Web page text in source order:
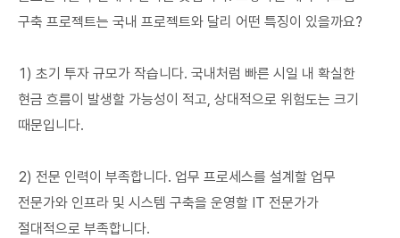
구축 프로젝트는 국내 프로젝트와 달리 어떤 특징이 있을까요?
1) 초기 투자 규모가 작습니다. 국내처럼 빠른 시일 내 확실한
현금 흐름이 발생할 가능성이 적고, 상대적으로 위험도는 크기
때문입니다.
2) 전문 인력이 부족합니다. 업무 프로세스를 설계할 업무
전문가와 인프라 및 시스템 구축을 운영할 IT 전문가가
절대적으로 부족합니다.